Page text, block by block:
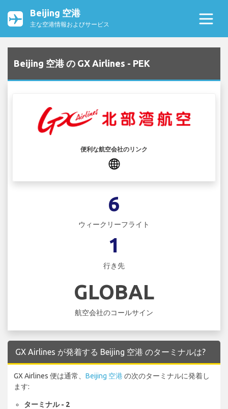
Beijing 空港
主な空港情報およびサービス
Beijing 空港 の GX Airlines - PEK
便利な航空会社のリンク
6
ウィークリーフライト
1
行き先
GLOBAL
航空会社のコールサイン
GX Airlines が発着する Beijing 空港 のターミナルは?
GX Airlines 便は通常、 Beijing 空港の次のターミナルに発着し
ます:
ターミナル - 2